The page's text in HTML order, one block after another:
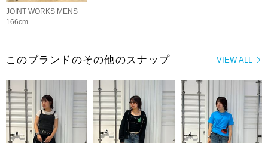
JOINT WORKS MENS
166cm
VIEW ALL
このブランドのその他のスナップ